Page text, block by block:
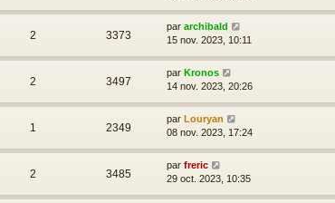
2 3373
par archibald
15 nov. 2023, 10:11
2 3497
par Kronos
14 nov. 2023, 20:26
1 2349
par Louryan
08 nov. 2023, 17:24
2 3485
par freric
29 oct. 2023, 10:35